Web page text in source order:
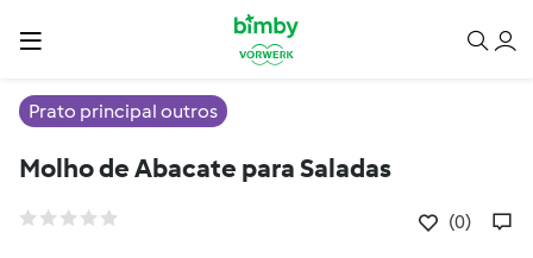
Prato principal outros
Molho de Abacate para Saladas
(0)